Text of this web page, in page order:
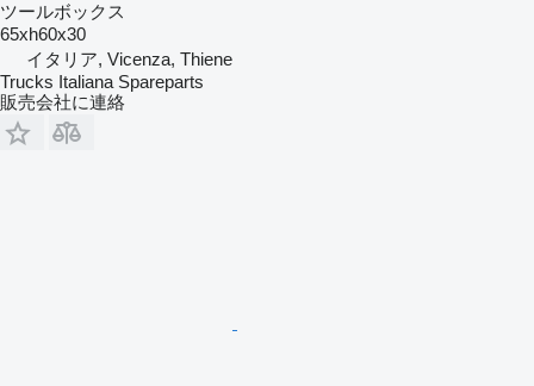
ツールボックス
65xh60x30
イタリア, Vicenza, Thiene
Trucks Italiana Spareparts
販売会社に連絡